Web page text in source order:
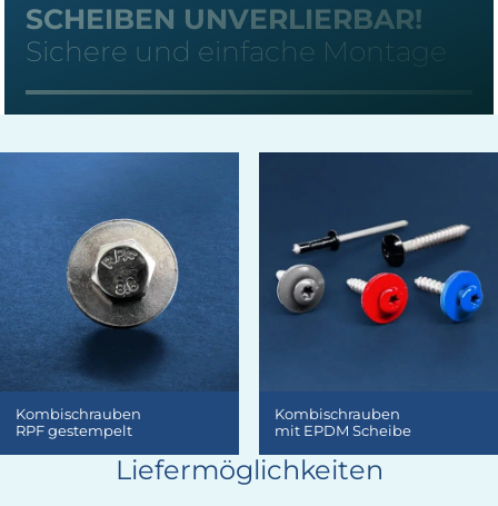
SCHEIBEN UNVERLIERBAR!
Sichere und einfache Montage
Kombischrauben
RPF gestempelt
Kombischrauben
mit EPDM Scheibe
Liefermöglichkeiten